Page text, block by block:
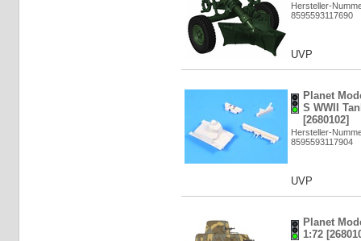
Hersteller-
8595593117690
UVP
Planet
S WWII
[2680102]
Hersteller-
8595593117904
UVP
Planet
1:72